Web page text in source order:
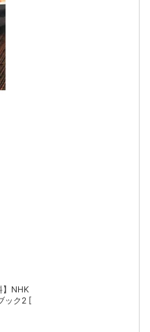
】NHK
ック2 [